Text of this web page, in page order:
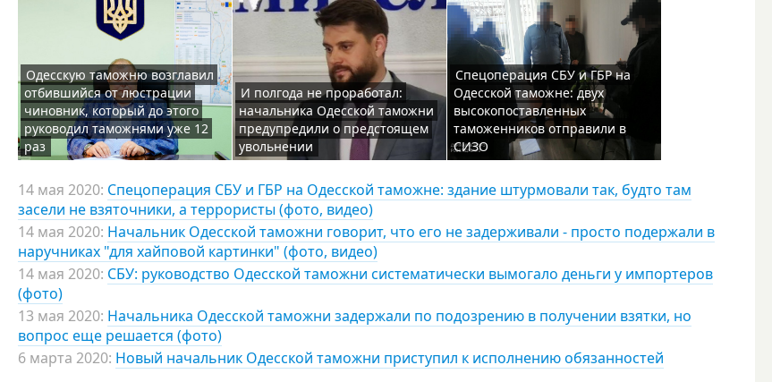
Одесскую таможню возглавил
отбившийся от люстрации
чиновник, который до этого
руководил таможнями уже 12
раз
И полгода не проработал:
начальника Одесской таможни
предупредили о предстоящем
увольнении
Спецоперация СБУ и ГБР на
Одесской таможне: двух
высокопоставленных
таможенников отправили в
СИЗО
14 мая 2020: Спецоперация СБУ и ГБР на Одесской таможне: здание штурмовали так, будто там
засели не взяточники, а террористы (фото, видео)
14 мая 2020: Начальник Одесской таможни говорит, что его не задерживали - просто подержали в
наручниках "для хайповой картинки" (фото, видео)
14 мая 2020: СБУ: руководство Одесской таможни систематически вымогало деньги у импортеров
(фото)
13 мая 2020: Начальника Одесской таможни задержали по подозрению в получении взятки, но
вопрос еще решается (фото)
6 марта 2020: Новый начальник Одесской таможни приступил к исполнению обязанностей